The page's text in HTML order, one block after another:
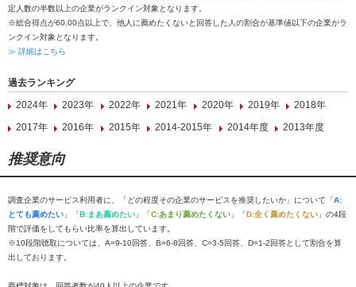
定人数の半数以上の企業がランクイン対象となります。
※総合得点が60.00点以上で、他人に薦めたくないと回答した人の割合が基準値以下の企業がラ
ンクイン対象となります。
≫ 詳細はこちら
過去ランキング
2024年
2023年 2022年 2021年 2020年 2019年
2018年
2017年
2016年 2015年 2014-2015年 2014年度 2013年度
推奨意向
調査企業のサービス利用者に、「どの程度その企業のサービスを推奨したいか」について「A:
とても薦めたい 」「B:まあ薦めたい 」「C:あまり薦めたくない 」「D:全く薦めたくない 」の4段
階で評価をしてもらい比率を算出しています。
※10段階聴取については、A=9-10回答、B=6-8回答、C=3-5回答、D=1-2回答として割合を算
出しております。